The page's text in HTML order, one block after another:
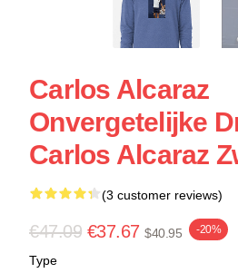
Carlos Alcaraz
Onvergetelijke
Carlos Alcaraz
(3 customer reviews)
€47.09 €37.67 $40.95 -20%
Type